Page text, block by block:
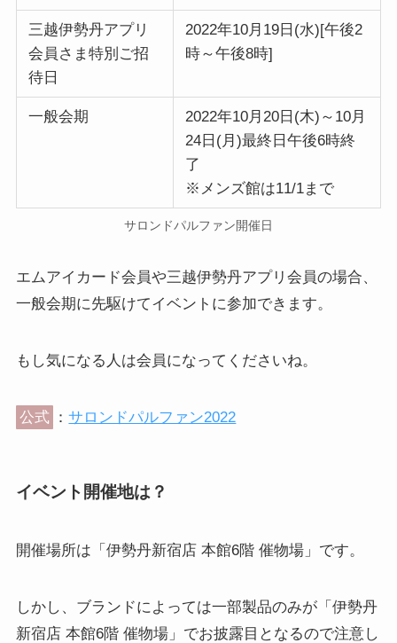
三越伊勢丹アプリ
会員さま特別ご招
待日
2022年10月19日(水)[午後2
時～午後8時]
一般会期
2022年10月20日(木)～10月
24日(月)最終日午後6時終
了
※メンズ館は11/1まで
サロンドパルファン開催日
エムアイカード会員や三越伊勢丹アプリ会員の場合、
一般会期に先駆けてイベントに参加できます。
もし気になる人は会員になってくださいね。
公式 ：サロンドパルファン2022
イベント開催地は？
開催場所は「伊勢丹新宿店 本館6階 催物場」です。
しかし、ブランドによっては一部製品のみが「伊勢丹
新宿店 本館6階 催物場」でお披露目となるので注意し